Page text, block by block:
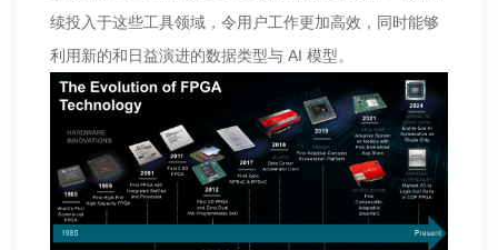
续投入于这些工具领域，令用户工作更加高效，同时能够
利用新的和日益演进的数据类型与 AI 模型。